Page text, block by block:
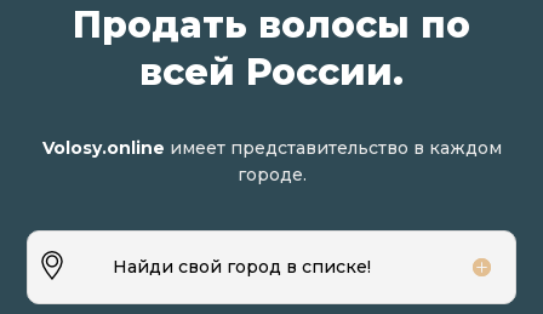
Продать волосы по
всей России.
Volosy.online имеет представительство в каждом
городе.
Найди свой город в списке!